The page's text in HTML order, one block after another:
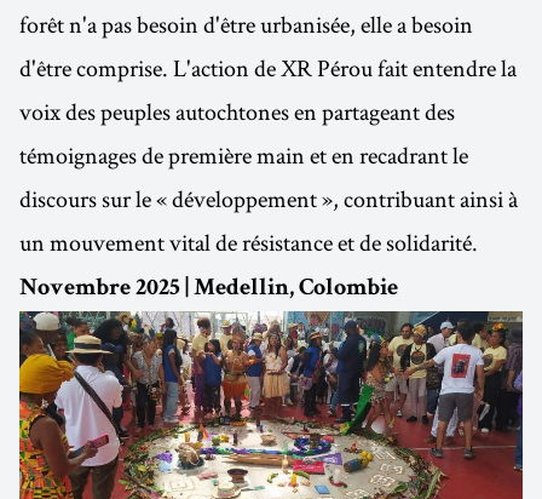
forêt n'a pas besoin d'être urbanisée, elle a besoin
d'être comprise. L'action de XR Pérou fait entendre la
voix des peuples autochtones en partageant des
témoignages de première main et en recadrant le
discours sur le « développement », contribuant ainsi à
un mouvement vital de résistance et de solidarité.
Novembre 2025 | Medellin, Colombie